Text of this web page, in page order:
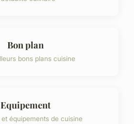
Bon plan
bons plans cuisine
Equipement
et équipements de cuisine